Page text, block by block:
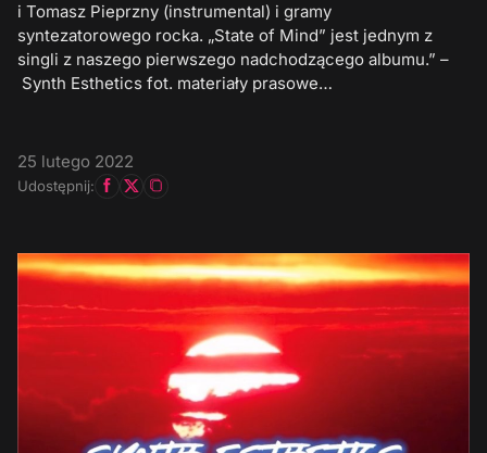
i Tomasz Pieprzny (instrumental) i gramy
syntezatorowego rocka. „State of Mind” jest jednym z
singli z naszego pierwszego nadchodzącego albumu.” –
Synth Esthetics fot. materiały prasowe…
25 lutego 2022
Udostępnij: